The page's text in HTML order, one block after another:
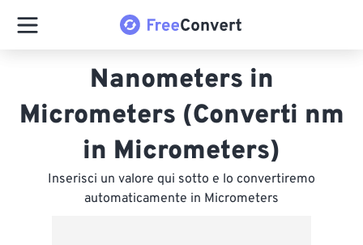
Nanometers in
Micrometers (Converti nm
in Micrometers)
Inserisci un valore qui sotto e lo convertiremo
automaticamente in Micrometers